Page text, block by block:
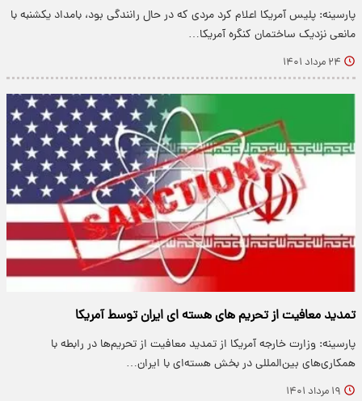
پارسینه: پلیس آمریکا اعلام کرد مردی که در حال رانندگی بود، بامداد یکشنبه با
مانعی نزدیک ساختمان کنگره آمریکا…
۲۴ مرداد ۱۴۰۱
تمدید معافیت از تحریم‌ های هسته‌ ای ایران توسط آمریکا
پارسینه: وزارت خارجه آمریکا از تمدید معافیت از تحریم‌‎ها در رابطه با
همکاری‌های بین‌المللی در بخش هسته‌ای با ایران…
۱۹ مرداد ۱۴۰۱